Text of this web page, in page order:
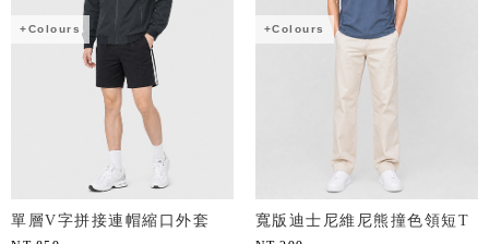
+Colours
單層V字拼接連帽縮口外套
+Colours
寬版迪士尼維尼熊撞色領短T